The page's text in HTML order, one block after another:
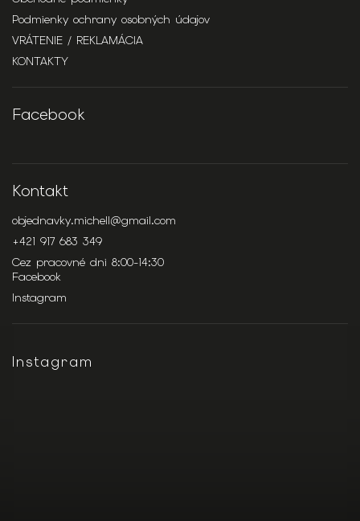
Podmienky ochrany osobných údajov
VRÁTENIE / REKLAMÁCIA
KONTAKTY
Facebook
Kontakt
objednavky.michell@gmail.com
+421 917 683 349
Cez pracovné dni 8:00-14:30
Facebook
Instagram
Instagram